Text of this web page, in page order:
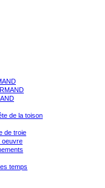
de la toison
de troie
oeuvre
temps